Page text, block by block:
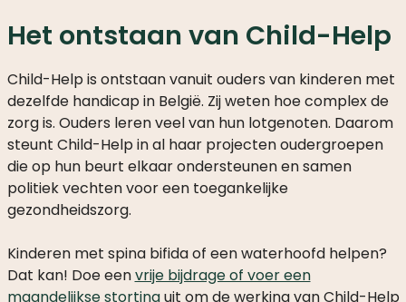
Het ontstaan van Child-Help
Child-Help is ontstaan vanuit ouders van kinderen met
dezelfde handicap in België. Zij weten hoe complex de
zorg is. Ouders leren veel van hun lotgenoten. Daarom
steunt Child-Help in al haar projecten oudergroepen
die op hun beurt elkaar ondersteunen en samen
politiek vechten voor een toegankelijke
gezondheidszorg.
Kinderen met spina bifida of een waterhoofd helpen?
Dat kan! Doe eenvrije bijdrage of voer een
maandelijkse stortinguit om de werking van Child-Help